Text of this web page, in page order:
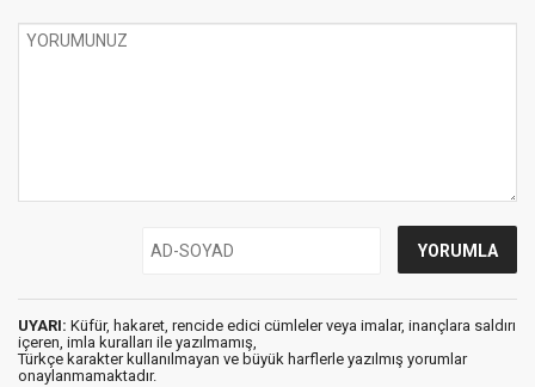
UYARI: Küfür, hakaret, rencide edici cümleler veya imalar, inançlara saldırı
içeren, imla kuralları ile yazılmamış,
Türkçe karakter kullanılmayan ve büyük harflerle yazılmış yorumlar
onaylanmamaktadır.